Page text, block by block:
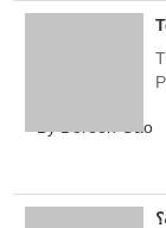
By Doreen Gao